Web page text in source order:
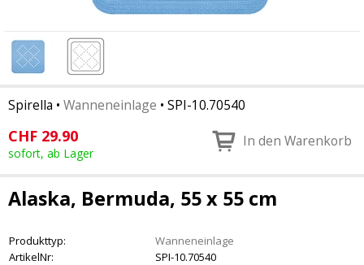
Spirella • Wanneneinlage • SPI-10.70540
CHF 29.90
sofort, ab Lager
In den Warenkorb
Alaska, Bermuda, 55 x 55 cm
Produkttyp:
Wanneneinlage
ArtikelNr:
SPI-10.70540